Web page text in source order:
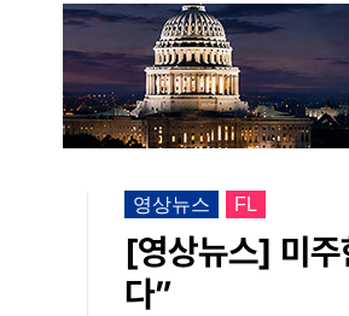
영상뉴스 FL
[영상뉴스] 미주
다”